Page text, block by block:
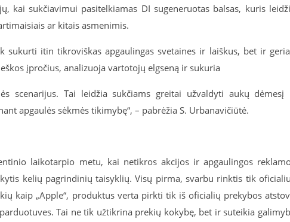
kai sukčiavimui pasitelkiamas DI sugeneruotas balsas, kuris
ar kitais asmenimis.
sukurti itin tikroviškas apgaulingas svetaines ir laiškus, bet ir
įpročius, analizuoja vartotojų elgseną ir sukuria
scenarijus. Tai leidžia sukčiams greitai užvaldyti aukų dėmesį
apgaulės sėkmės tikimybę“, – pabrėžia S. Urbanavičiūtė.
laikotarpio metu, kai netikros akcijos ir apgaulingos
kelių pagrindinių taisyklių. Visų pirma, svarbu rinktis tik
kaip „Apple“, produktus verta pirkti tik iš oficialių prekybos
Tai ne tik užtikrina prekių kokybę, bet ir suteikia